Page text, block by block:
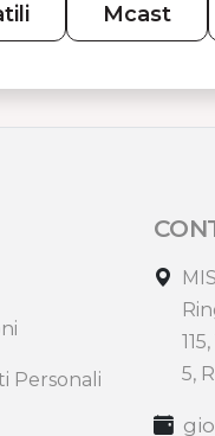
Mcast
Personali
5,